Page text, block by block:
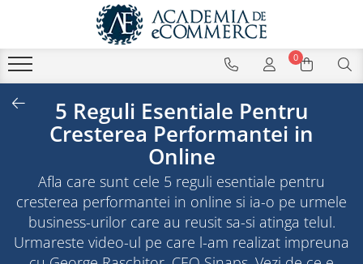
0
5 Reguli Esentiale Pentru
Cresterea Performantei in
Online
Afla care sunt cele 5 reguli esentiale pentru
cresterea performantei in online si ia-o pe urmele
business-urilor care au reusit sa-si atinga telul.
Urmareste video-ul pe care l-am realizat impreuna